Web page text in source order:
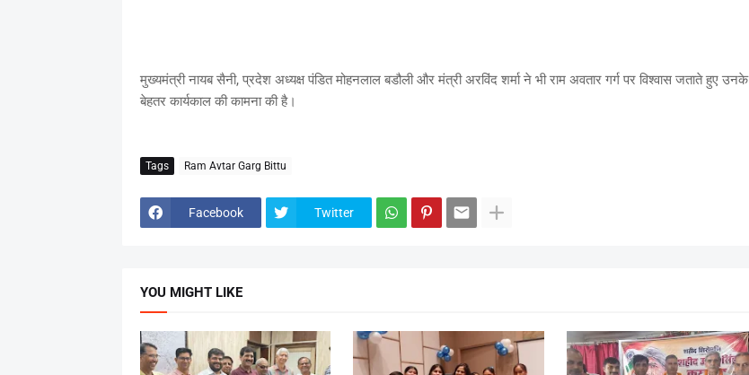
मुख्यमंत्री नायब सैनी, प्रदेश अध्यक्ष पंडित मोहनलाल बडौली और मंत्री अरविंद शर्मा ने भी राम अवतार गर्ग पर विश्वास जताते हुए उनके
बेहतर कार्यकाल की कामना की है।
Tags Ram Avtar Garg Bittu
Facebook Twitter
YOU MIGHT LIKE